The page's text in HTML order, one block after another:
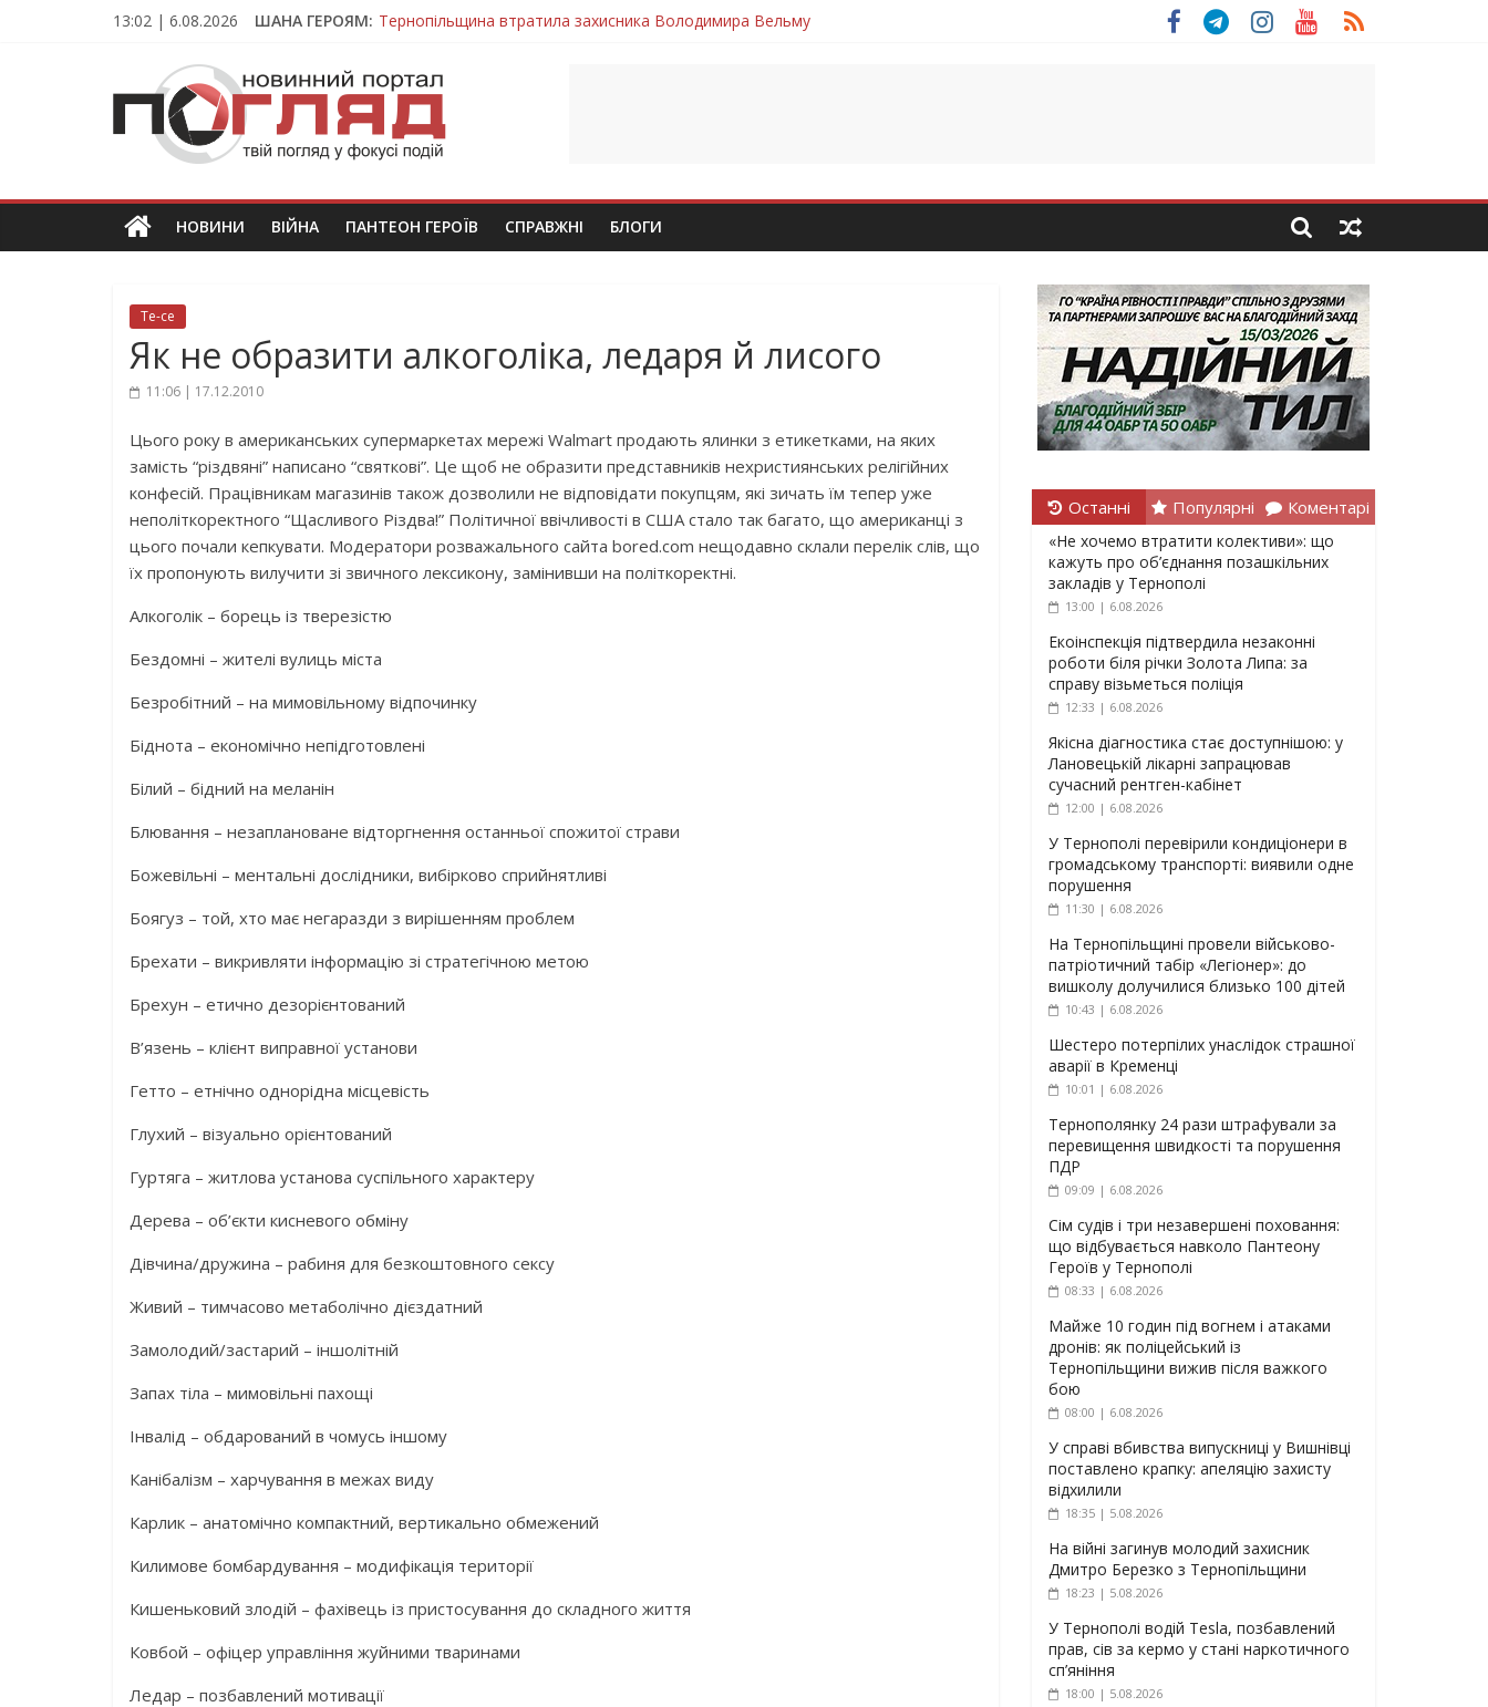
13:02 | 6.08.2026 ШАНА ГЕРОЯМ: Тернопільщина втратила захисника Володимира Вельму
Тернопільщина в скорботі: на щиті повертається воїн Володимир Паламарчук
Під час виконання бойового завдання загинув захисник Юрій Пушкар з Тернопільщини
На війні загинув молодий захисник Дмитро Березко з Тернопільщини
ПОГЛЯД
Новини
Тернополя.
новини
та
НОВИНИ ВІЙНА ПАНТЕОН ГЕРОЇВ СПРАВЖНІ БЛОГИ
Те-се
Як не образити алкоголіка, ледаря й лисого
11:06 | 17.12.2010
Цього року в американських супермаркетах мережі Walmart продають ялинки з етикетками, на яких
замість “різдвяні” написано “святкові”. Це щоб не образити представників нехристиянських релігійних
конфесій. Працівникам магазинів також дозволили не відповідати покупцям, які зичать їм тепер уже
неполіткоректного “Щасливого Різдва!” Політичної ввічливості в США стало так багато, що американці з
цього почали кепкувати. Модератори розважального сайта bored.com нещодавно склали перелік слів, що
їх пропонують вилучити зі звичного лексикону, замінивши на політкоректні.
Алкоголік – борець із тверезістю
Бездомні – жителі вулиць міста
Безробітний – на мимовільному відпочинку
Біднота – економічно непідготовлені
Білий – бідний на меланін
Блювання – незаплановане відторгнення останньої спожитої страви
Божевільні – ментальні дослідники, вибірково сприйнятливі
Боягуз – той, хто має негаразди з вирішенням проблем
Брехати – викривляти інформацію зі стратегічною метою
Брехун – етично дезорієнтований
В’язень – клієнт виправної установи
Гетто – етнічно однорідна місцевість
Глухий – візуально орієнтований
Гуртяга – житлова установа суспільного характеру
Дерева – об’єкти кисневого обміну
Дівчина/дружина – рабиня для безкоштовного сексу
Живий – тимчасово метаболічно дієздатний
Замолодий/застарий – іншолітній
Запах тіла – мимовільні пахощі
Інвалід – обдарований в чомусь іншому
Канібалізм – харчування в межах виду
Карлик – анатомічно компактний, вертикально обмежений
Килимове бомбардування – модифікація території
Кишеньковий злодій – фахівець із пристосування до складного життя
Ковбой – офіцер управління жуйними тваринами
Ледар – позбавлений мотивації
Останні Популярні Коментарі
«Не хочемо втратити колективи»: що
кажуть про об’єднання позашкільних
закладів у Тернополі
13:00 | 6.08.2026
Екоінспекція підтвердила незаконні
роботи біля річки Золота Липа: за
справу візьметься поліція
12:33 | 6.08.2026
Якісна діагностика стає доступнішою: у
Лановецькій лікарні запрацював
сучасний рентген-кабінет
12:00 | 6.08.2026
У Тернополі перевірили кондиціонери в
громадському транспорті: виявили одне
порушення
11:30 | 6.08.2026
На Тернопільщині провели військово-
патріотичний табір «Легіонер»: до
вишколу долучилися близько 100 дітей
10:43 | 6.08.2026
Шестеро потерпілих унаслідок страшної
аварії в Кременці
10:01 | 6.08.2026
Тернополянку 24 рази штрафували за
перевищення швидкості та порушення
ПДР
09:09 | 6.08.2026
Сім судів і три незавершені поховання:
що відбувається навколо Пантеону
Героїв у Тернополі
08:33 | 6.08.2026
Майже 10 годин під вогнем і атаками
дронів: як поліцейський із
Тернопільщини вижив після важкого
бою
08:00 | 6.08.2026
У справі вбивства випускниці у Вишнівці
поставлено крапку: апеляцію захисту
відхилили
18:35 | 5.08.2026
На війні загинув молодий захисник
Дмитро Березко з Тернопільщини
18:23 | 5.08.2026
У Тернополі водій Tesla, позбавлений
прав, сів за кермо у стані наркотичного
сп’яніння
18:00 | 5.08.2026